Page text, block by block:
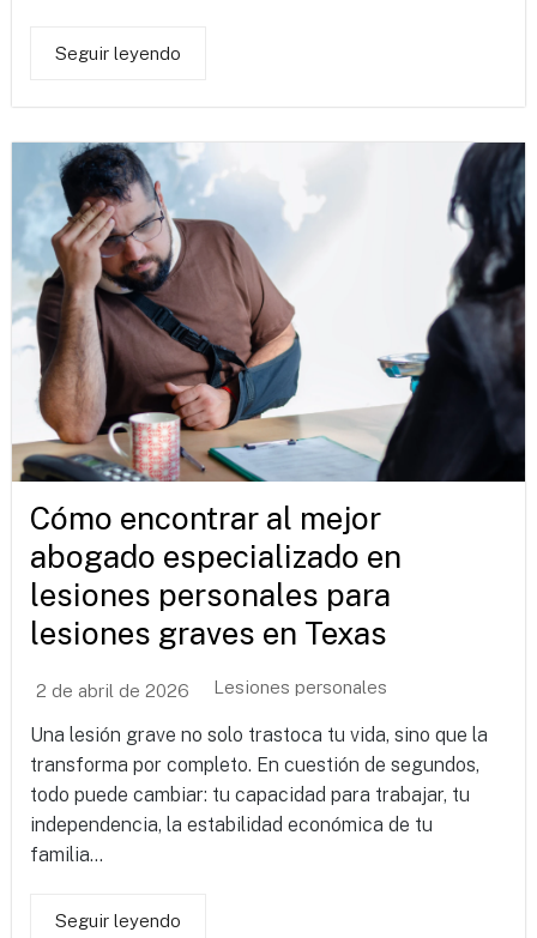
Seguir leyendo
Cómo encontrar al mejor
abogado especializado en
lesiones personales para
lesiones graves en Texas
2 de abril de 2026 Lesiones personales
Una lesión grave no solo trastoca tu vida, sino que la
transforma por completo. En cuestión de segundos,
todo puede cambiar: tu capacidad para trabajar, tu
independencia, la estabilidad económica de tu
familia...
Seguir leyendo